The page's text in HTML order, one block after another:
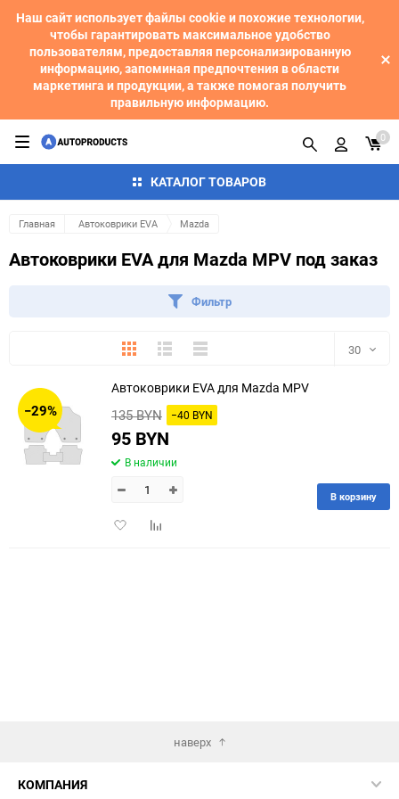
Наш сайт использует файлы cookie и похожие технологии,
чтобы гарантировать максимальное удобство
пользователям, предоставляя персонализированную
информацию, запоминая предпочтения в области
маркетинга и продукции, а также помогая получить
правильную информацию.
КАТАЛОГ ТОВАРОВ
0
Главная Автоковрики EVA Mazda
Автоковрики EVA для Mazda MPV под заказ
Фильтр
ПлиткаПодробноКомпактно 30
150
−29%
Автоковрики EVA для Mazda MPV
135 BYN −40 BYN
95 BYN
В наличии
ДобавитьДобавить
В корзину
наверх
КОМПАНИЯ